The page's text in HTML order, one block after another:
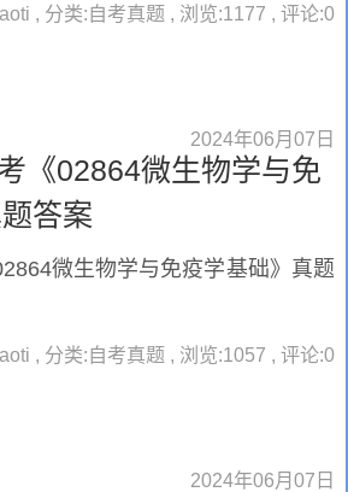
, 分类:自考真题 , 浏览:1177 , 评论:0
2024年06月07日
《02864微生物学与免
答案
微生物学与免疫学基础》真题
, 分类:自考真题 , 浏览:1057 , 评论:0
2024年06月07日